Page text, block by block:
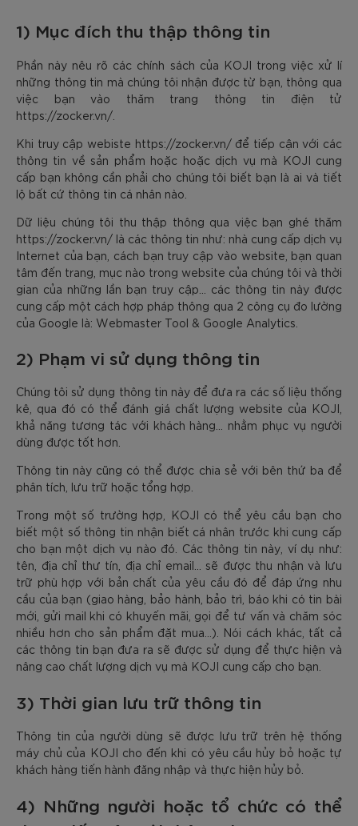
1) Mục đích thu thập thông tin
Phần này nêu rõ các chính sách của KOJI trong việc xử lí
những thông tin mà chúng tôi nhận được từ bạn, thông qua
việc bạn vào thăm trang thông tin điện tử
https://zocker.vn/.
Khi truy cập webiste https://zocker.vn/ để tiếp cận với các
thông tin về sản phẩm hoặc hoặc dịch vụ mà KOJI cung
cấp bạn không cần phải cho chúng tôi biết bạn là ai và tiết
lộ bất cứ thông tin cá nhân nào.
Dữ liệu chúng tôi thu thập thông qua việc bạn ghé thăm
https://zocker.vn/ là các thông tin như: nhà cung cấp dịch vụ
Internet của bạn, cách bạn truy cập vào website, bạn quan
tâm đến trang, mục nào trong website của chúng tôi và thời
gian của những lần bạn truy cập... các thông tin này được
cung cấp một cách hợp pháp thông qua 2 công cụ đo lường
của Google là: Webmaster Tool & Google Analytics.
2) Phạm vi sử dụng thông tin
Chúng tôi sử dụng thông tin này để đưa ra các số liệu thống
kê, qua đó có thể đánh giá chất lượng website của KOJI,
khả năng tương tác với khách hàng... nhằm phục vụ người
dùng được tốt hơn.
Thông tin này cũng có thể được chia sẻ với bên thứ ba để
phân tích, lưu trữ hoặc tổng hợp.
Trong một số trường hợp, KOJI có thể yêu cầu bạn cho
biết một số thông tin nhận biết cá nhân trước khi cung cấp
cho bạn một dịch vụ nào đó. Các thông tin này, ví dụ như:
tên, địa chỉ thư tín, địa chỉ email… sẽ được thu nhận và lưu
trữ phù hợp với bản chất của yêu cầu đó để đáp ứng nhu
cầu của bạn (giao hàng, bảo hành, bảo trì, báo khi có tin bài
mới, gửi mail khi có khuyến mãi, gọi để tư vấn và chăm sóc
nhiều hơn cho sản phẩm đặt mua…). Nói cách khác, tất cả
các thông tin bạn đưa ra sẽ được sử dụng để thực hiện và
nâng cao chất lượng dịch vụ mà KOJI cung cấp cho bạn.
3) Thời gian lưu trữ thông tin
Thông tin của người dùng sẽ được lưu trữ trên hệ thống
máy chủ của KOJI cho đến khi có yêu cầu hủy bỏ hoặc tự
khách hàng tiến hành đăng nhập và thực hiện hủy bỏ.
4) Những người hoặc tổ chức có thể